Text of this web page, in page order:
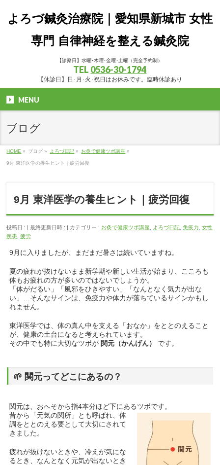
よろづ鍼灸治療院｜愛知県新城市 女性
専門 自律神経を整える鍼灸院
【診察日】水曜･木曜･金曜･土曜（完全予約制）
TEL 0536-30-1794
【休診日】日･月･火･祝日はお休みです。臨時休診あり
MENU
ブログ
HOME » ブログ » よろづ日記 » お灸で健康ツボ講座 »
9月 東洋医学の養生ヒント｜疲労回復
9月 東洋医学の養生ヒント｜疲労回復
投稿日 : 最終更新日時 : カテゴリー : お灸で健康ツボ講座 よろづ日記 ,免疫力 ,女性
疾患 ,疲労
9月に入りましたが、まだまだ暑さは続いていますね。
夏の疲れが抜けないまま新学期や新しい生活が始まり、こころも
体もお疲れの方が多いのではないでしょうか。
「体がだるい」「風邪をひきやすい」「なんとなく気力が出な
い」…そんなサインは、免疫力や体力が落ちているサインかもし
れません。
東洋医学では、体の真ん中を支える「おなか」をととのえること
が、健康の土台になると考えられています。
その中でも特に大切なツボが 関元（かんげん） です。
🌱 関元ってどこにあるの？
関元は、おへそから指4本分ほど下にあるツボです。
昔から「元気の関所」とも呼ばれ、体
調をととのえる要として大切にされて
きました。
疲れが抜けないときや、冷えが気にな
るとき、なんとなく元気が出ないとき